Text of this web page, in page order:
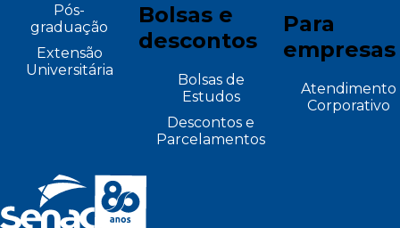
Pós-
graduação
Extensão
Universitária
Bolsas e
descontos
Bolsas de
Estudos
Descontos e
Parcelamentos
Para
empresas
Atendimento
Corporativo